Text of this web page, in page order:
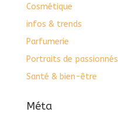
Cosmétique
infos & trends
Parfumerie
Portraits de passionnés
Santé & bien-être
Méta